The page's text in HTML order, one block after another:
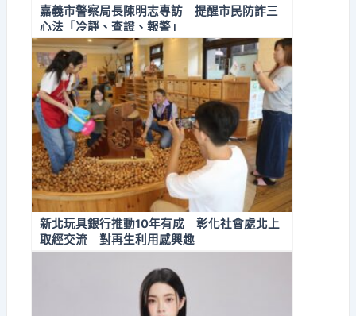
嘉義市警察局長陳明志專訪 提醒市民防詐三
心法「冷靜、查證、報警」
新北玩具銀行推動10年有成 彰化社會處北上
取經交流 對再生利用感興趣